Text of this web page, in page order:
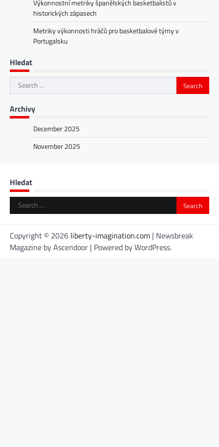
Výkonnostní metriky španělských basketbalistů v
historických zápasech
Metriky výkonnosti hráčů pro basketbalové týmy v
Portugalsku
Hledat
Search
for:
Archivy
December 2025
November 2025
Hledat
Search
for:
Copyright © 2026 liberty-imagination.com | Newsbreak
Magazine byAscendoor | Powered byWordPress.